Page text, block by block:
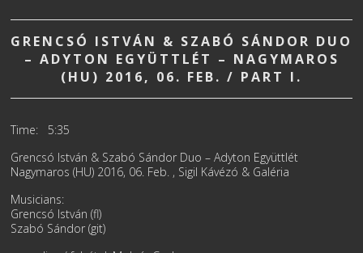
GRENCSÓ ISTVÁN & SZABÓ SÁNDOR DUO
– ADYTON EGYÜTTLÉT – NAGYMAROS
(HU) 2016, 06. FEB. / PART I.
Time: 5:35
Grencsó István & Szabó Sándor Duo – Adyton Együttlét
Nagymaros (HU) 2016, 06. Feb. , Sigil Kávézó & Galéria
Musicians:
Grencsó István (fl)
Szabó Sándor (git)